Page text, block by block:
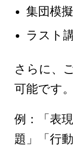
集団模
ラスト
さらに、
可能です。
例：「表
題」「行